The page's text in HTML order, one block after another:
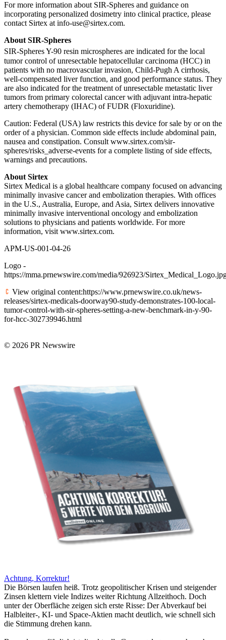
For more information about SIR-Spheres and guidance on
incorporating personalized dosimetry into clinical practice, please
contact Sirtex at info-use@sirtex.com.
About SIR-Spheres
SIR-SpheresY-90 resin microspheres are indicated for the local
tumor control of unresectable hepatocellular carcinoma (HCC) in
patients with no macrovascular invasion, Child-Pugh A cirrhosis,
well-compensated liver function, and good performance status. They
are also indicated for the treatment of unresectable metastatic liver
tumors from primary colorectal cancer with adjuvant intra-hepatic
artery chemotherapy (IHAC) of FUDR (Floxuridine).
Caution: Federal (USA) law restricts this device for sale by or on the
order of a physician. Common side effects include abdominal pain,
nausea and constipation. Consult www.sirtex.com/sir-
spheres/risks_adverse-events for a complete listing of side effects,
warnings and precautions.
About Sirtex
Sirtex Medical is a global healthcare company focused on advancing
minimally invasive cancer and embolization therapies. With offices
in the U.S., Australia, Europe, and Asia, Sirtex delivers innovative
minimally invasive interventional oncology and embolization
solutions to physicians and patients worldwide. For more
information, visit www.sirtex.com.
APM-US-001-04-26
Logo -
https://mma.prnewswire.com/media/926923/
View original content:https://www.prnewswire.co.uk/news-
releases/sirtex-medicals-doorway90-study-demonstrates-100-local-
tumor-control-with-sir-spheres-setting-a-new-benchmark-in-y-90-
for-hcc-302739946.html
© 2026 PR Newswire
Achtung, Korrektur!
Die Börsen laufen heiß. Trotz geopolitischer Krisen und steigender
Zinsen klettern viele Indizes weiter Richtung Allzeithoch. Doch
unter der Oberfläche zeigen sich erste Risse: Der Abverkauf bei
Halbleiter-, KI- und Space-Aktien macht deutlich, wie schnell sich
die Stimmung drehen kann.